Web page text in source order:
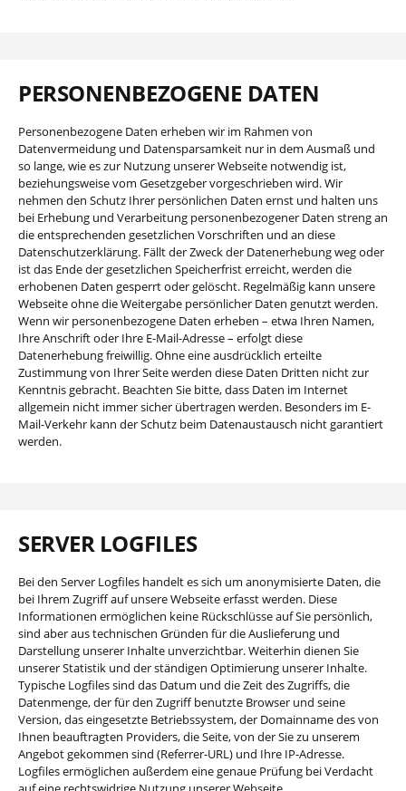
PERSONENBEZOGENE DATEN
Personenbezogene Daten erheben wir im Rahmen von
Datenvermeidung und Datensparsamkeit nur in dem Ausmaß und
so lange, wie es zur Nutzung unserer Webseite notwendig ist,
beziehungsweise vom Gesetzgeber vorgeschrieben wird. Wir
nehmen den Schutz Ihrer persönlichen Daten ernst und halten uns
bei Erhebung und Verarbeitung personenbezogener Daten streng an
die entsprechenden gesetzlichen Vorschriften und an diese
Datenschutzerklärung. Fällt der Zweck der Datenerhebung weg oder
ist das Ende der gesetzlichen Speicherfrist erreicht, werden die
erhobenen Daten gesperrt oder gelöscht. Regelmäßig kann unsere
Webseite ohne die Weitergabe persönlicher Daten genutzt werden.
Wenn wir personenbezogene Daten erheben – etwa Ihren Namen,
Ihre Anschrift oder Ihre E-Mail-Adresse – erfolgt diese
Datenerhebung freiwillig. Ohne eine ausdrücklich erteilte
Zustimmung von Ihrer Seite werden diese Daten Dritten nicht zur
Kenntnis gebracht. Beachten Sie bitte, dass Daten im Internet
allgemein nicht immer sicher übertragen werden. Besonders im E-
Mail-Verkehr kann der Schutz beim Datenaustausch nicht garantiert
werden.
SERVER LOGFILES
Bei den Server Logfiles handelt es sich um anonymisierte Daten, die
bei Ihrem Zugriff auf unsere Webseite erfasst werden. Diese
Informationen ermöglichen keine Rückschlüsse auf Sie persönlich,
sind aber aus technischen Gründen für die Auslieferung und
Darstellung unserer Inhalte unverzichtbar. Weiterhin dienen Sie
unserer Statistik und der ständigen Optimierung unserer Inhalte.
Typische Logfiles sind das Datum und die Zeit des Zugriffs, die
Datenmenge, der für den Zugriff benutzte Browser und seine
Version, das eingesetzte Betriebssystem, der Domainname des von
Ihnen beauftragten Providers, die Seite, von der Sie zu unserem
Angebot gekommen sind (Referrer-URL) und Ihre IP-Adresse.
Logfiles ermöglichen außerdem eine genaue Prüfung bei Verdacht